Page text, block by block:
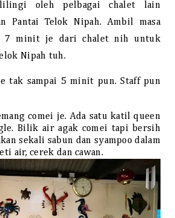
oleh pelbagai chalet lain
Pantai Telok Nipah. Ambil masa
7 minit je dari chalet nih untuk
Nipah tuh.
tak sampai 5 minit pun. Staff pun
comei je. Ada satu katil queen
Bilik air agak comei tapi bersih
sekali sabun dan syampoo dalam
air, cerek dan cawan.